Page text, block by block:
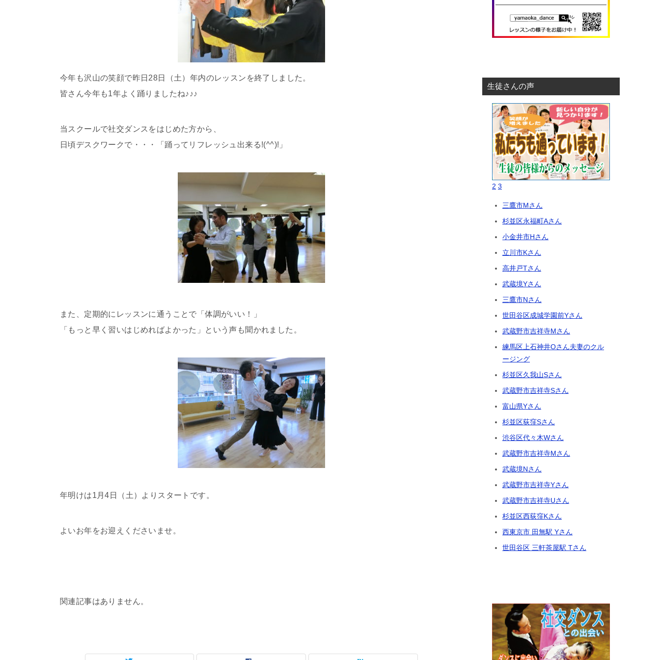
今年も沢山の笑顔で昨日28日（土）年内のレッスンを終了しました。
皆さん今年も1年よく踊りましたね♪♪♪
当スクールで社交ダンスをはじめた方から、
日頃デスクワークで・・・「踊ってリフレッシュ出来る!(^^)!」
また、定期的にレッスンに通うことで「体調がいい！」
「もっと早く習いはじめればよかった」という声も聞かれました。
年明けは1月4日（土）よりスタートです。
よいお年をお迎えくださいませ。
関連記事はありません。
生徒さんの声
2 3
三鷹市Mさん
杉並区永福町Aさん
小金井市Hさん
立川市Kさん
高井戸Tさん
武蔵境Yさん
三鷹市Nさん
世田谷区成城学園前Yさん
武蔵野市吉祥寺Mさん
練馬区上石神井Oさん夫妻のクル
ージング
杉並区久我山Sさん
武蔵野市吉祥寺Sさん
富山県Yさん
杉並区荻窪Sさん
渋谷区代々木Wさん
武蔵野市吉祥寺Mさん
武蔵境Nさん
武蔵野市吉祥寺Yさん
武蔵野市吉祥寺Uさん
杉並区西荻窪Kさん
西東京市 田無駅 Yさん
世田谷区 三軒茶屋駅 Tさん